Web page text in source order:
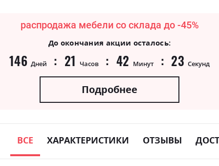
распродажа мебели со склада до -45%
До окончания акции осталось:
146 Дней 21 Часов 42 Минут 23 Секунд
Подробнее
ВСЕ ХАРАКТЕРИСТИКИ ОТЗЫВЫ